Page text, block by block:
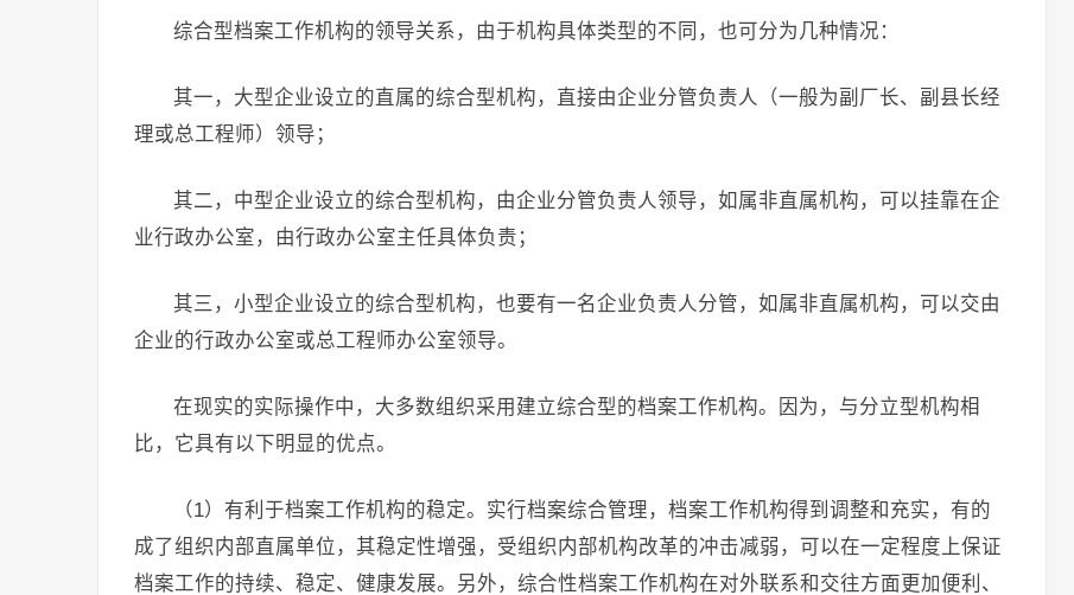
综合型档案工作机构的领导关系，由于机构具体类型的不同，也可分为几种情况：
其一，大型企业设立的直属的综合型机构，直接由企业分管负责人（一般为副厂长、副县长经
理或总工程师）领导；
其二，中型企业设立的综合型机构，由企业分管负责人领导，如属非直属机构，可以挂靠在企
业行政办公室，由行政办公室主任具体负责；
其三，小型企业设立的综合型机构，也要有一名企业负责人分管，如属非直属机构，可以交由
企业的行政办公室或总工程师办公室领导。
在现实的实际操作中，大多数组织采用建立综合型的档案工作机构。因为，与分立型机构相
比，它具有以下明显的优点。
（1）有利于档案工作机构的稳定。实行档案综合管理，档案工作机构得到调整和充实，有的
成了组织内部直属单位，其稳定性增强，受组织内部机构改革的冲击减弱，可以在一定程度上保证
档案工作的持续、稳定、健康发展。另外，综合性档案工作机构在对外联系和交往方面更加便利、